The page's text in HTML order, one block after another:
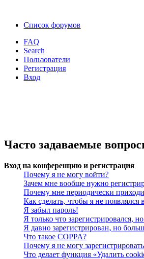
Список форумов
FAQ
Search
Пользователи
Регистрация
Вход
Часто задаваемые
Вход на конференцию и регистрация
Почему я не могу войти?
Зачем мне вообще нужно
Почему мне периодически
Как сделать, чтобы я не появлялся
Я забыл пароль!
Я только что зарегистрировался,
Я давно зарегистрирован, но
Что такое COPPA?
Почему я не могу
Что делает функция «Удалить